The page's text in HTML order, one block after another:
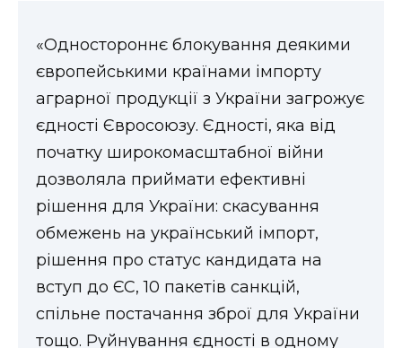
ВІДЕО
«Одностороннє блокування деякими
європейськими країнами імпорту
аграрної продукції з України загрожує
єдності Євросоюзу. Єдності, яка від
початку широкомасштабної війни
дозволяла приймати ефективні
рішення для України: скасування
обмежень на український імпорт,
рішення про статус кандидата на
вступ до ЄС, 10 пакетів санкцій,
спільне постачання зброї для України
тощо. Руйнування єдності в одному